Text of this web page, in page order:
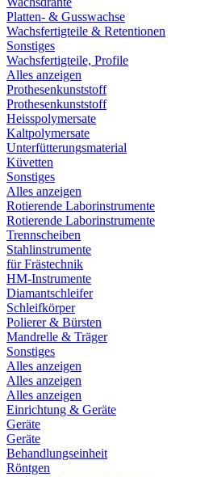
Platten- & Gusswachse
Wachsfertigteile & Retentionen
Sonstiges
Wachsfertigteile, Profile
Alles anzeigen
Prothesenkunststoff
Prothesenkunststoff
Heisspolymersate
Kaltpolymersate
Unterfütterungsmaterial
Küvetten
Sonstiges
Alles anzeigen
Rotierende Laborinstrumente
Rotierende Laborinstrumente
Trennscheiben
Stahlinstrumente
für Frästechnik
HM-Instrumente
Diamantschleifer
Schleifkörper
Polierer & Bürsten
Mandrelle & Träger
Sonstiges
Alles anzeigen
Alles anzeigen
Alles anzeigen
Einrichtung & Geräte
Geräte
Geräte
Behandlungseinheit
Röntgen